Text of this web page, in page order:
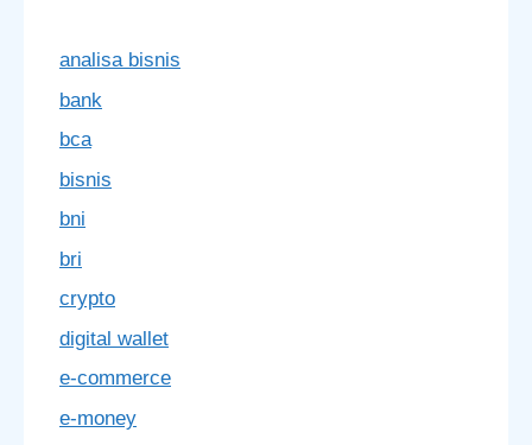
analisa bisnis
bank
bca
bisnis
bni
bri
crypto
digital wallet
e-commerce
e-money